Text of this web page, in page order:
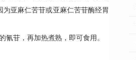
亚麻仁苦苷或亚麻仁苦苷酶经胃
苷，再加热煮熟，即可食用。